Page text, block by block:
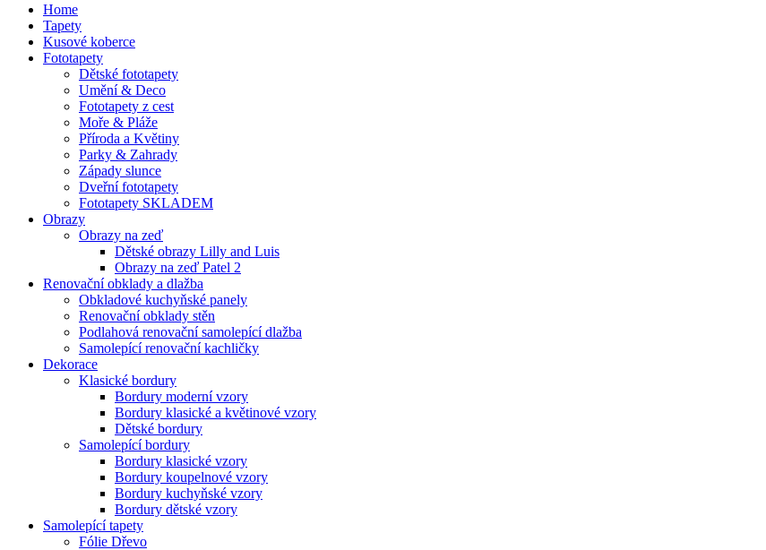
Home
Tapety
Kusové koberce
Fototapety
Dětské fototapety
Umění & Deco
Fototapety z cest
Moře & Pláže
Příroda a Květiny
Parky & Zahrady
Západy slunce
Dveřní fototapety
Fototapety SKLADEM
Obrazy
Obrazy na zeď
Dětské obrazy Lilly and Luis
Obrazy na zeď Patel 2
Renovační obklady a dlažba
Obkladové kuchyňské panely
Renovační obklady stěn
Podlahová renovační samolepící dlažba
Samolepící renovační kachličky
Dekorace
Klasické bordury
Bordury moderní vzory
Bordury klasické a květinové vzory
Dětské bordury
Samolepící bordury
Bordury klasické vzory
Bordury koupelnové vzory
Bordury kuchyňské vzory
Bordury dětské vzory
Samolepící tapety
Fólie Dřevo